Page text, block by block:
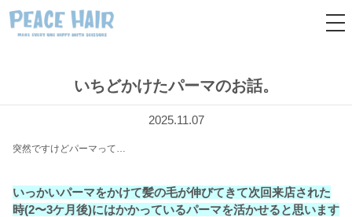
いちどかけたパーマのお話。
2025.11.07
突然ですけどパーマって…
いっかいパーマをかけて髪の毛が伸びてきて次回来店された
時(2〜3ケ月後)にはかかっているパーマを活かせると思います